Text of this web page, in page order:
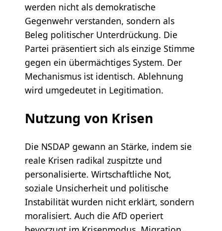
werden nicht als demokratische
Gegenwehr verstanden, sondern als
Beleg politischer Unterdrückung. Die
Partei präsentiert sich als einzige Stimme
gegen ein übermächtiges System. Der
Mechanismus ist identisch. Ablehnung
wird umgedeutet in Legitimation.
Nutzung von Krisen
Die NSDAP gewann an Stärke, indem sie
reale Krisen radikal zuspitzte und
personalisierte. Wirtschaftliche Not,
soziale Unsicherheit und politische
Instabilität wurden nicht erklärt, sondern
moralisiert. Auch die AfD operiert